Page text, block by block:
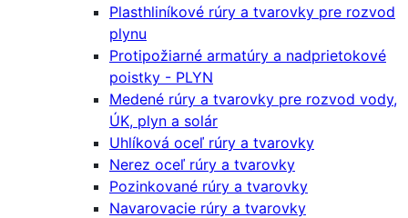
Plasthliníkové rúry a tvarovky pre rozvod
plynu
Protipožiarné armatúry a nadprietokové
poistky - PLYN
Medené rúry a tvarovky pre rozvod vody,
ÚK, plyn a solár
Uhlíková oceľ rúry a tvarovky
Nerez oceľ rúry a tvarovky
Pozinkované rúry a tvarovky
Navarovacie rúry a tvarovky